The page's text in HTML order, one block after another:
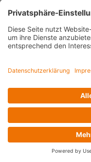
Gefahrenmelder
Türsprechanlagen
Alle anzeigen
Außenstationen
Klingeltaster und
Sprechanlagen-Sets
Zubehör
Videoüberwachung
Zubehör
Alle anzeigen